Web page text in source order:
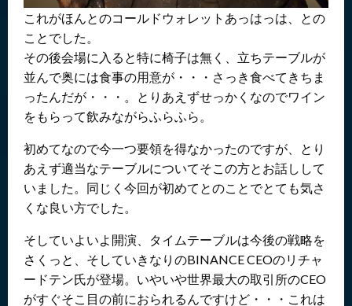
これがほんとのコールドウォレットあっはっは、との
ことでした。
その後会場に入ると特に椅子は無く、立ちテーブルが
並んで奥には食事の用意が・・・さっき食べてきちま
ったんだが・・・。とりあえずせっかくなのでワイン
をもらって飲みながらふらふら。
初めてなので今一つ要領を得なかったのですが、とり
あえず適当なテーブルについてそこの方とお話しして
いました。同じく今回が初めてとのことでとても気さ
くな良い方でした。
そしていよいよ開演、タイムテーブルは今後の戦略を
さくっと、そしていきなりのBINANCE CEOのリチャ
ードテン氏が登場。いやいや世界最大の取引所のCEO
がすぐそこ目の前におられるんですけど・・・これは